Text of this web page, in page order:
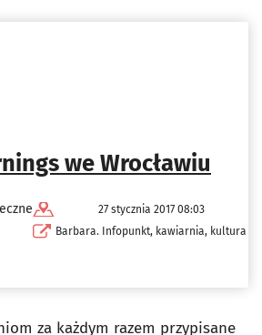
we Wrocławiu
27 stycznia 2017 08:03
Barbara. Infopunkt, kawiarnia, kultura
za każdym razem przypisane